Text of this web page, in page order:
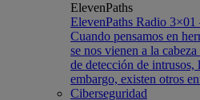
ElevenPaths
ElevenPaths Radio
Cuando pensamos en
se nos vienen a la
de detección de intrusos,
embargo, existen otros
Ciberseguridad